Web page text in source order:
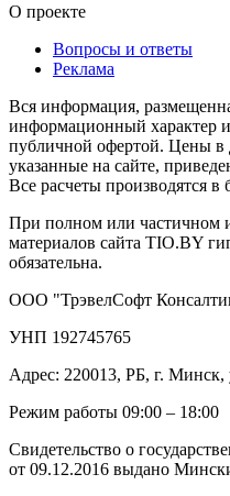
О проекте
Вопросы и ответы
Реклама
Вся информация,
информационный характер
публичной офертой. Цены
указанные на сайте,
Все расчеты производятся в
При полном или частичном
материалов сайта TIO.BY
обязательна.
ООО "ТрэвелСофт
УНП 192745765
Адрес: 220013, РБ, г. Минск,
Режим работы 09:00 – 18:00
Свидетельство о
от 09.12.2016 выдано